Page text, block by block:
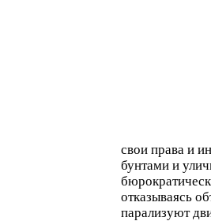
свои права и
бунтами и
отказываясь
парализуют